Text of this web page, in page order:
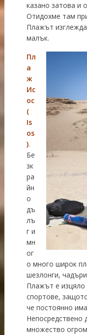
казано затова и
Отидохме там
Плажът
малък.
Пл
а
ж
Ис
ос
(
Is
os
).
Бе
зк
ра
йн
о
дъ
лъ
г и
мн
ог
о много широк
шезлонги,
Плажът е изцяло
спортове,
че постоянно
Непосредствено
множество